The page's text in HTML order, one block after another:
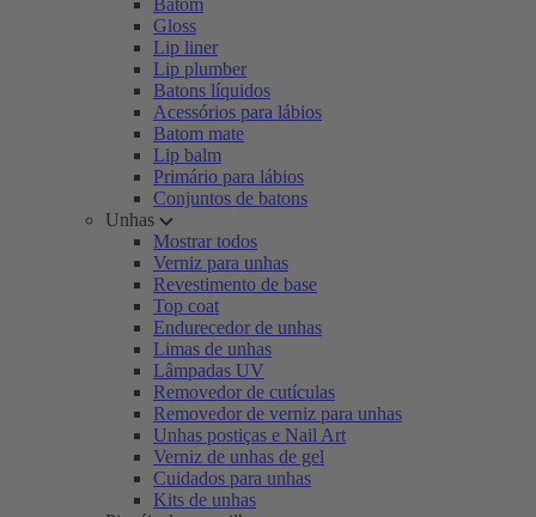
Batom
Gloss
Lip liner
Lip plumber
Batons líquidos
Acessórios para lábios
Batom mate
Lip balm
Primário para lábios
Conjuntos de batons
Unhas
Mostrar todos
Verniz para unhas
Revestimento de base
Top coat
Endurecedor de unhas
Limas de unhas
Lâmpadas UV
Removedor de cutículas
Removedor de verniz para unhas
Unhas postiças e Nail Art
Verniz de unhas de gel
Cuidados para unhas
Kits de unhas